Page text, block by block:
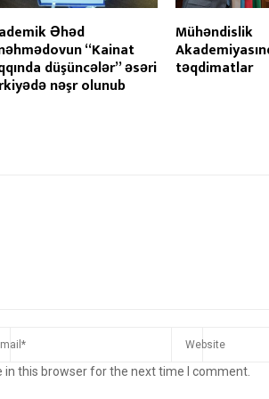
Əhəd
“Kainat
düşüncələr” əsəri
nəşr olunub
Mühəndislik
təqdimatlar
this browser for the next time I comment.